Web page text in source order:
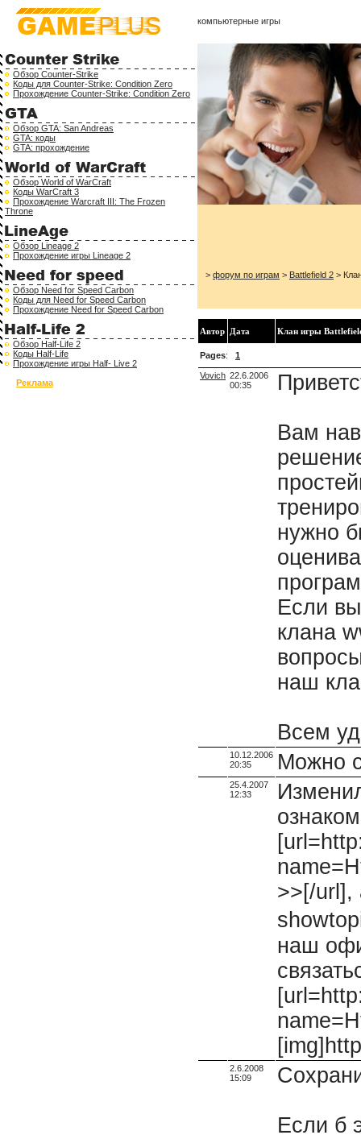
Обзор Counter-Strike
Коды для Counter-Strike: Condition Zero
Прохождение Counter-Strike: Condition Zero
Обзор GTA: San Andreas
GTA: коды
GTA: прохождение
Обзор World of WarCraft
Коды WarCraft 3
Прохождение Warcraft III: The Frozen
Throne
Обзор Lineage 2
Прохождение игры Lineage 2
Обзор Need for Speed Carbon
Коды для Need for Speed Carbon
Прохождение Need for Speed Carbon
Обзор Half-Life 2
Коды Half-Life
Прохождение игры Half- Live 2
Реклама
компьютерные игры
> форум по играм > Battlefield 2 >
Автор Дата Клан игры
Pages: 1
Vovich 22.6.2006
00:35
Вам
нужно
Если
клана
наш
Всем
10.12.2006
20:35
Можно
25.4.2007
12:33
>>[/url],
наш
2.6.2008
15:09
Если б